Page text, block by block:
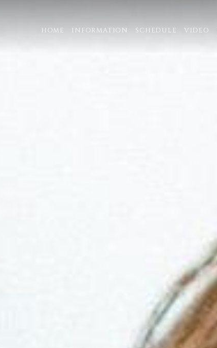
HOME INFORMATION SCHEDULE VIDEO